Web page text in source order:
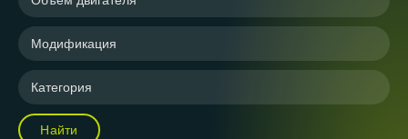
Модификация
Категория
Найти